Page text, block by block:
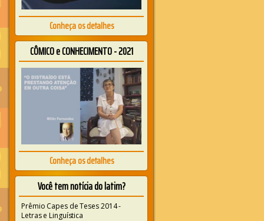
Conheça os detalhes
CÔMICO e CONHECIMENTO - 2021
Conheça os detalhes
Você tem notícia do latim?
Prêmio Capes de Teses 2014 -
Letras e Linguística